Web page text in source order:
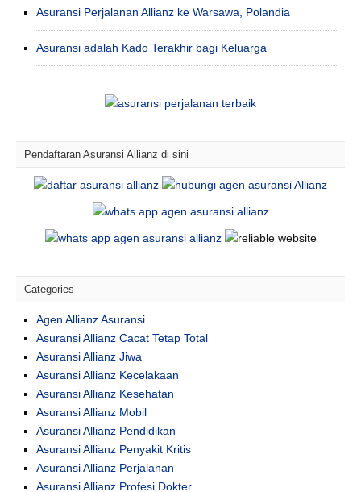
Asuransi Perjalanan Allianz ke Warsawa, Polandia
Asuransi adalah Kado Terakhir bagi Keluarga
Pendaftaran Asuransi Allianz di sini
Categories
Agen Allianz Asuransi
Asuransi Allianz Cacat Tetap Total
Asuransi Allianz Jiwa
Asuransi Allianz Kecelakaan
Asuransi Allianz Kesehatan
Asuransi Allianz Mobil
Asuransi Allianz Pendidikan
Asuransi Allianz Penyakit Kritis
Asuransi Allianz Perjalanan
Asuransi Allianz Profesi Dokter